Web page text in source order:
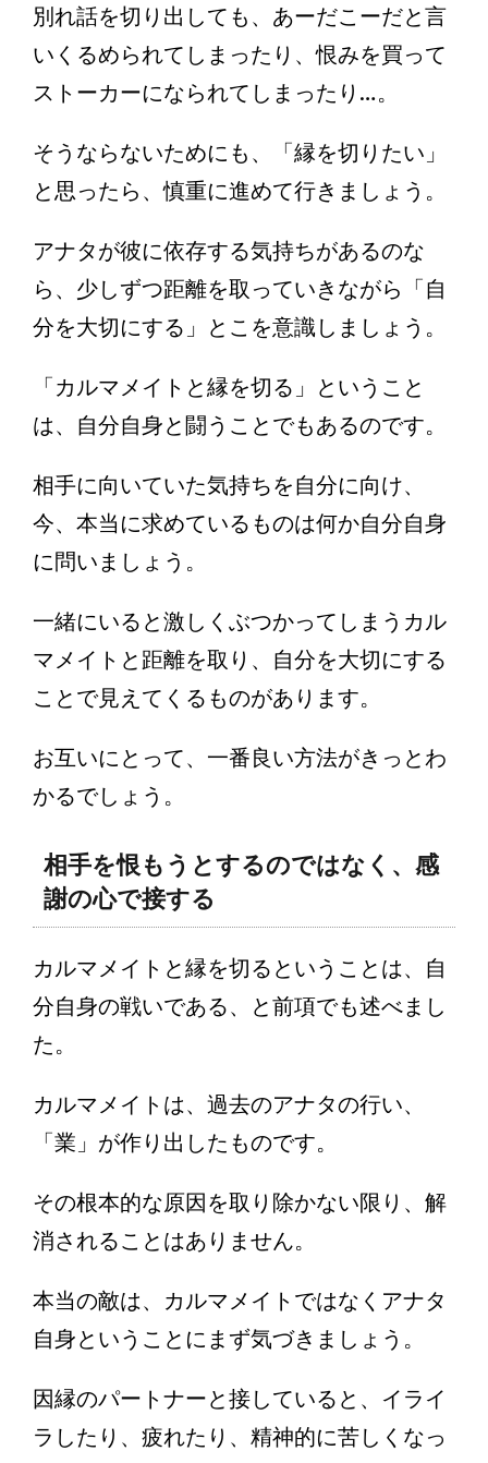
別れ話を切り出しても、あーだこーだと言
いくるめられてしまったり、恨みを買って
ストーカーになられてしまったり…。
そうならないためにも、「縁を切りたい」
と思ったら、慎重に進めて行きましょう。
アナタが彼に依存する気持ちがあるのな
ら、少しずつ距離を取っていきながら「自
分を大切にする」とこを意識しましょう。
「カルマメイトと縁を切る」ということ
は、自分自身と闘うことでもあるのです。
相手に向いていた気持ちを自分に向け、
今、本当に求めているものは何か自分自身
に問いましょう。
一緒にいると激しくぶつかってしまうカル
マメイトと距離を取り、自分を大切にする
ことで見えてくるものがあります。
お互いにとって、一番良い方法がきっとわ
かるでしょう。
相手を恨もうとするのではなく、感
謝の心で接する
カルマメイトと縁を切るということは、自
分自身の戦いである、と前項でも述べまし
た。
カルマメイトは、過去のアナタの行い、
「業」が作り出したものです。
その根本的な原因を取り除かない限り、解
消されることはありません。
本当の敵は、カルマメイトではなくアナタ
自身ということにまず気づきましょう。
因縁のパートナーと接していると、イライ
ラしたり、疲れたり、精神的に苦しくなっ